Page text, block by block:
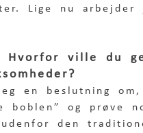
Lige nu
Hvorfor ville du
en beslutning
boblen” og prøve
den